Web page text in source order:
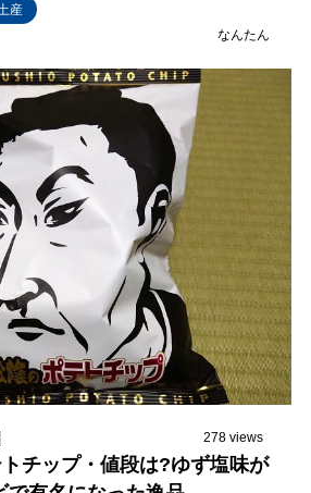
産
なんたん
278 views
チップ・値段は?ゆず塩味が